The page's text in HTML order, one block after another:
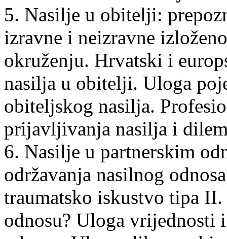
5. Nasilje u obitelji:
izravne i neizravne
okruženju. Hrvatski i
nasilja u obitelji. Uloga
obiteljskog nasilja.
prijavljivanja nasilja i
6. Nasilje u partnerskim
održavanja nasilnog
traumatsko iskustvo tipa
odnosu? Uloga vrijednosti